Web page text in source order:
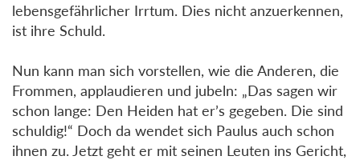
lebensgefährlicher Irrtum. Dies nicht anzuerkennen,
ist ihre Schuld.
Nun kann man sich vorstellen, wie die Anderen, die
Frommen, applaudieren und jubeln: „Das sagen wir
schon lange: Den Heiden hat er’s gegeben. Die sind
schuldig!“ Doch da wendet sich Paulus auch schon
ihnen zu. Jetzt geht er mit seinen Leuten ins Gericht,